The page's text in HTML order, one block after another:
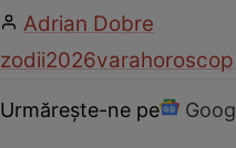
Adrian Dobre
zodii2026varahoroscop
Urmărește-ne pe